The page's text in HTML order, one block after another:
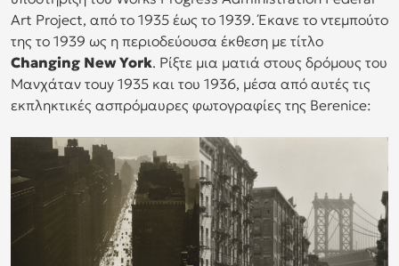
Art Project, από το 1935 έως το 1939. Έκανε το ντεμπούτο
της το 1939 ως η περιοδεύουσα έκθεση με τίτλο
Changing New York. Ρίξτε μια ματιά στους δρόμους του
Μανχάταν τοuy 1935 και του 1936, μέσα από αυτές τις
εκπληκτικές ασπρόμαυρες φωτογραφίες της Berenice: